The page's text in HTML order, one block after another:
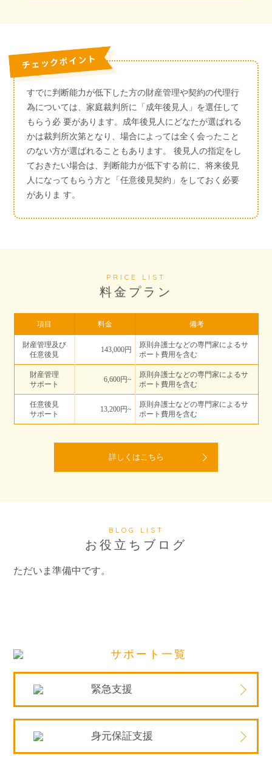
すでに判断能力が低下した方の財産管理や契約の代理行
為については、家庭裁判所に「成年後見人」を選任して
もらう必 要があります。成年後見人にどなたが選ばれる
かは裁判所次第となり、場合によっては全く会ったこと
のない方が選ばれることもあります。 後見人の指定をし
ておきたい場合は、判断能力が低下する前に、将来後見
人になってもらう方と「任意後見契約」をしておく必要
がありま す。
PRICE LIST
料金プラン
項目 料金 備考
財産管理及び
任意後見
143,000円
原則弁護士などの専門家によるサ
ポート費用を含む
財産管理
サポート
6,600円~
原則弁護士などの専門家によるサ
ポート費用を含む
任意後見
サポート
13,200円~
原則弁護士などの専門家によるサ
ポート費用を含む
詳しくはこちら
BLOG LIST
お役立ちブログ
ただいま準備中です。
サポート一覧
緊急支援
身元保証支援